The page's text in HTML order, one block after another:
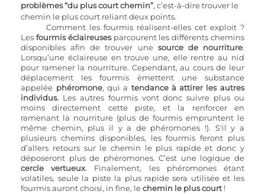
problèmes “du plus court chemin”, c’est-à-dire trouver le
chemin le plus court reliant deux points.
Comment les fourmis réalisent-elles cet exploit ?
Les fourmis éclaireuses parcourent les différents chemins
disponibles afin de trouver une source de nourriture.
Lorsqu’une éclaireuse en trouve une, elle rentre au nid
pour ramener la nourriture. Cependant, au cours de leur
déplacement les fourmis émettent une substance
appelée phéromone, qui a tendance à attirer les autres
individus. Les autres fourmis vont donc suivre plus ou
moins directement cette piste, et la renforcer en
ramenant la nourriture (plus de fourmis empruntent le
même chemin, plus il y a de phéromones !). S'il y a
plusieurs chemins disponibles, les fourmis feront plus
d’allers retours sur le chemin le plus rapide et donc y
déposeront plus de phéromones. C’est une logique de
cercle vertueux. Finalement, les phéromones étant
volatiles, seule la piste la plus rapide sera utilisée et les
fourmis auront choisi, in fine, le chemin le plus court !